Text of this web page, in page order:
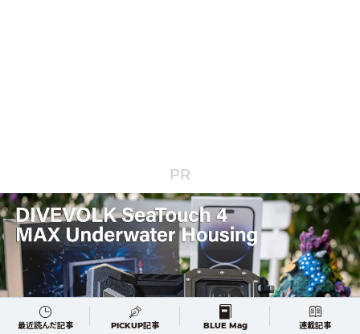
PR
最近読んだ記事 PICKUP記事 BLUE Mag 連載記事